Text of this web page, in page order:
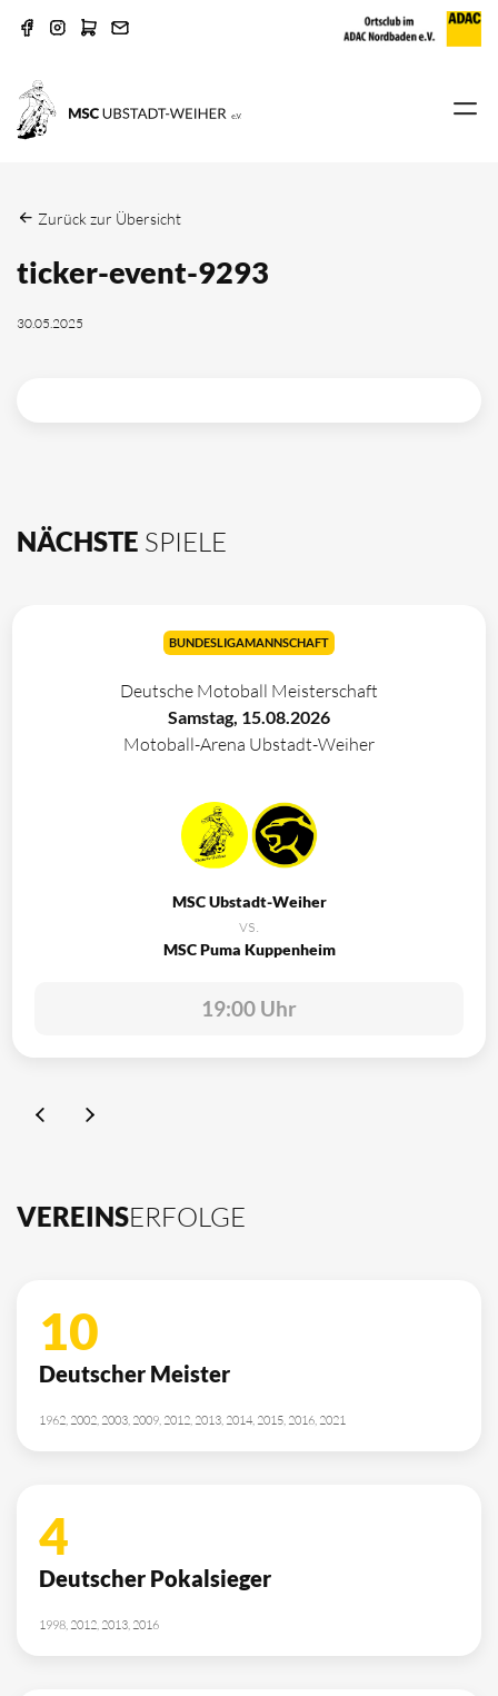
Zurück zur Übersicht
ticker-event-9293
30.05.2025
NÄCHSTE SPIELE
BUNDESLIGAMANNSCHAFT
Deutsche Motoball Meisterschaft
Samstag, 15.08.2026
Motoball-Arena Ubstadt-Weiher
MSC Ubstadt-Weiher
vs.
MSC Puma Kuppenheim
19:00 Uhr
VEREINSERFOLGE